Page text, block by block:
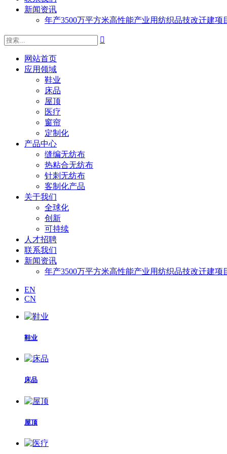
新闻资讯
年产3500万平方米高性能产业用纺织品技改迁建项

网站首页
应用领域
鞋业
床品
屋顶
医疗
窗帘
定制化
产品中心
缝编无纺布
热粘合无纺布
针刺无纺布
客制化产品
关于我们
全球化
创新
可持续
人才招聘
联系我们
新闻资讯
年产3500万平方米高性能产业用纺织品技改迁建项
EN
CN
鞋业
床品
屋顶